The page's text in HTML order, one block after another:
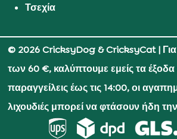
Τσεχία
© 2026 CricksyDog & CricksyCat|
των 60 €, καλύπτουμε εμείς τα
παραγγείλεις έως τις 14:00, οι
λιχουδιές μπορεί να φτάσουν ήδη